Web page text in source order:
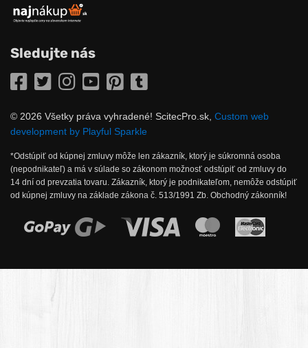
Sledujte nás
Facebook
TwitterInstagramYouTubePinterest
© 2026 Všetky práva vyhradené! ScitecPro.sk, Custom web
development by Playful Sparkle
*Odstúpiť od kúpnej zmluvy môže len zákazník, ktorý je súkromná osoba
(nepodnikateľ) a má v súlade so zákonom možnosť odstúpiť od zmluvy do
14 dní od prevzatia tovaru. Zákazník, ktorý je podnikateľom, nemôže odstúpiť
od kúpnej zmluvy na základe zákona č. 513/1991 Zb. Obchodný zákonník!
Možnosti online platby